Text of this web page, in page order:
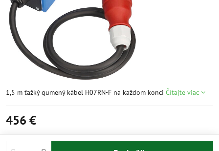
1,5 m ťažký gumený kábel H07RN-F na každom konci Čítajte viac
456 €